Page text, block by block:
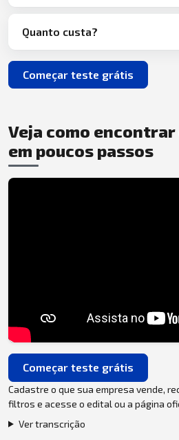
Quanto custa?
Começar teste grátis
Veja como
em poucos passos
Começar teste grátis
Cadastre o que sua empresa vende,
filtros e acesse o edital ou a página
Ver transcrição